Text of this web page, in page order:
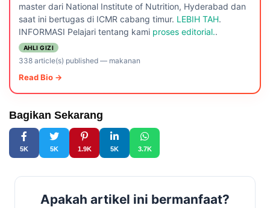
master dari National Institute of Nutrition, Hyderabad dan
saat ini bertugas di ICMR cabang timur. LEBIH TAH.
INFORMASI Pelajari tentang kami proses editorial..
AHLI GIZI
338 article(s) published— makanan
Read Bio →
Bagikan Sekarang
5K 5K 1.9K 5K 3.7K
Apakah artikel ini bermanfaat?